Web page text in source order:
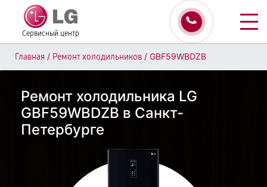
Сервисный центр
Главная / Ремонт холодильников / GBF59WBDZB
Ремонт холодильника LG
GBF59WBDZB в Санкт-
Петербурге